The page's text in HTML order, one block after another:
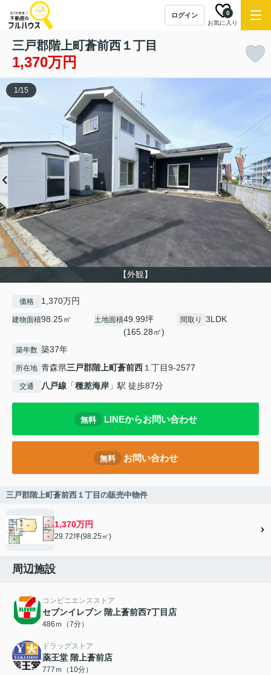
ログイン
お気に入り
0
三戸郡階上町蒼前西１丁目
1,370万円
【外観】
1/15
価格 1,370万円
建物面積98.25㎡ 土地面積49.99坪
(165.28㎡)
間取り 3LDK
築年数 築37年
所在地 青森県三戸郡階上町蒼前西１丁目9‐2577
交通 八戸線 「種差海岸 」駅 徒歩87分
無料 LINEからお問い合わせ
無料 お問い合わせ
三戸郡階上町蒼前西１丁目の販売中物件
1,370万円
29.72坪(98.25㎡)
周辺施設
コンビニエンスストア
セブンイレブン 階上蒼前西7丁目店
486ｍ（7分）
ドラッグストア
薬王堂 階上蒼前店
777ｍ（10分）